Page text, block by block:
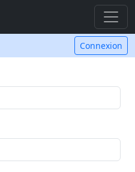
Connexion